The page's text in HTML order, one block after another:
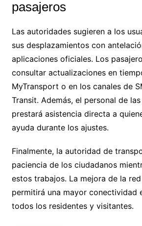
pasajeros
Las autoridades sugieren a los
sus desplazamientos con
aplicaciones oficiales. Los
consultar actualizaciones en
MyTransport o en los canales de
Transit. Además, el personal de
prestará asistencia directa a
ayuda durante los ajustes.
Finalmente, la autoridad de
paciencia de los ciudadanos
estos trabajos. La mejora de la
permitirá una mayor conectividad
todos los residentes y visitantes.